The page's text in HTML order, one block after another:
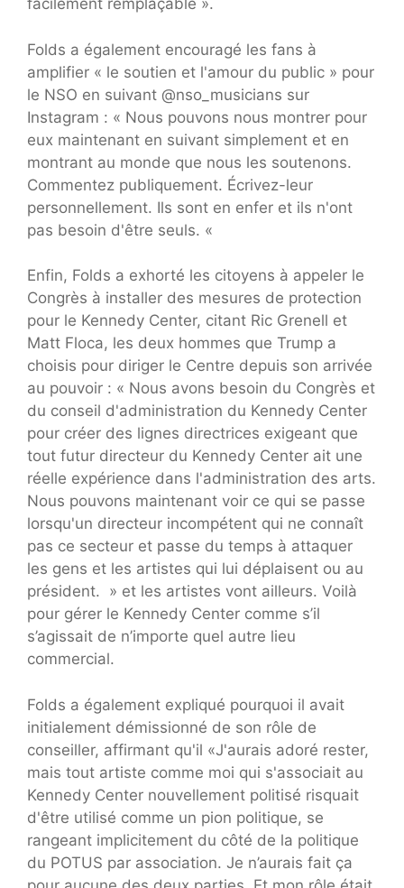
facilement remplaçable ».
Folds a également encouragé les fans à
amplifier « le soutien et l'amour du public » pour
le NSO en suivant @nso_musicians sur
Instagram : « Nous pouvons nous montrer pour
eux maintenant en suivant simplement et en
montrant au monde que nous les soutenons.
Commentez publiquement. Écrivez-leur
personnellement. Ils sont en enfer et ils n'ont
pas besoin d'être seuls. «
Enfin, Folds a exhorté les citoyens à appeler le
Congrès à installer des mesures de protection
pour le Kennedy Center, citant Ric Grenell et
Matt Floca, les deux hommes que Trump a
choisis pour diriger le Centre depuis son arrivée
au pouvoir : « Nous avons besoin du Congrès et
du conseil d'administration du Kennedy Center
pour créer des lignes directrices exigeant que
tout futur directeur du Kennedy Center ait une
réelle expérience dans l'administration des arts.
Nous pouvons maintenant voir ce qui se passe
lorsqu'un directeur incompétent qui ne connaît
pas ce secteur et passe du temps à attaquer
les gens et les artistes qui lui déplaisent ou au
président. » et les artistes vont ailleurs. Voilà
pour gérer le Kennedy Center comme s’il
s’agissait de n’importe quel autre lieu
commercial.
Folds a également expliqué pourquoi il avait
initialement démissionné de son rôle de
conseiller, affirmant qu'il «J'aurais adoré rester,
mais tout artiste comme moi qui s'associait au
Kennedy Center nouvellement politisé risquait
d'être utilisé comme un pion politique, se
rangeant implicitement du côté de la politique
du POTUS par association. Je n’aurais fait ça